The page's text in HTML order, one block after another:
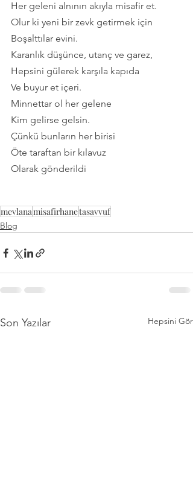
Her geleni alnının akıyla misafir et.
Olur ki yeni bir zevk getirmek için
Boşalttılar evini.
Karanlık düşünce, utanç ve garez,
Hepsini gülerek karşıla kapıda
Ve buyur et içeri.
Minnettar ol her gelene
Kim gelirse gelsin.
Çünkü bunların her birisi
Öte taraftan bir kılavuz
Olarak gönderildi
mevlanamisafirhanetasavvuf
Blog
Son Yazılar Hepsini Gör